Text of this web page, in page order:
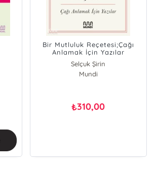
Bir Mutluluk Reçetesi;Çağı
Anlamak İçin Yazılar
Selçuk Şirin
Mundi
₺310,00